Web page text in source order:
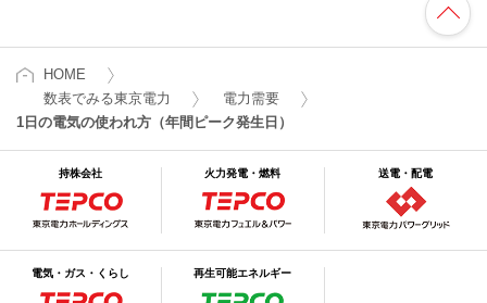
HOME
数表でみる東京電力
電力需要
1日の電気の使われ方（年間ピーク発生日）
持株会社 火力発電・燃料 送電・配電
電気・ガス・くらし 再生可能エネルギー